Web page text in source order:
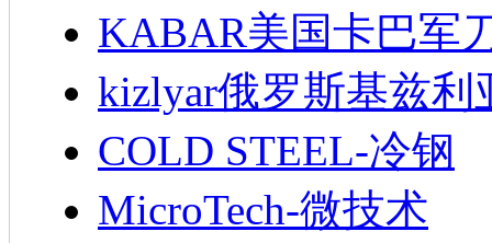
KABAR美国卡巴军
kizlyar俄罗斯基兹利
COLD STEEL-冷钢
MicroTech-微技术